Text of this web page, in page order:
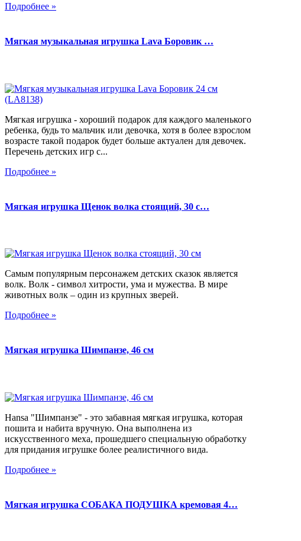
Подробнее »
Мягкая музыкальная игрушка Lava Боровик …
Мягкая игрушка - хороший подарок для каждого маленького
ребенка, будь то мальчик или девочка, хотя в более взрослом
возрасте такой подарок будет больше актуален для девочек.
Перечень детских игр с...
Подробнее »
Мягкая игрушка Щенок волка стоящий, 30 с…
Самым популярным персонажем детских сказок является
волк. Волк - символ хитрости, ума и мужества. В мире
животных волк – один из крупных зверей.
Подробнее »
Мягкая игрушка Шимпанзе, 46 см
Hansa "Шимпанзе" - это забавная мягкая игрушка, которая
пошита и набита вручную. Она выполнена из
искусственного меха, прошедшего специальную обработку
для придания игрушке более реалистичного вида.
Подробнее »
Мягкая игрушка СОБАКА ПОДУШКА кремовая 4…